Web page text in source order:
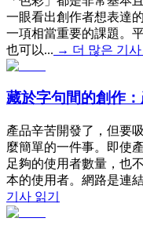
一眼看出創作者想表達
一項相當重要的課題。
也可以... → 더 많은 기사
藏於字句間的創作
產品辛苦開發了，但要
麼簡單的一件事。即使
足夠的使用者數量，也
本的使用者。網路是連
기사 읽기